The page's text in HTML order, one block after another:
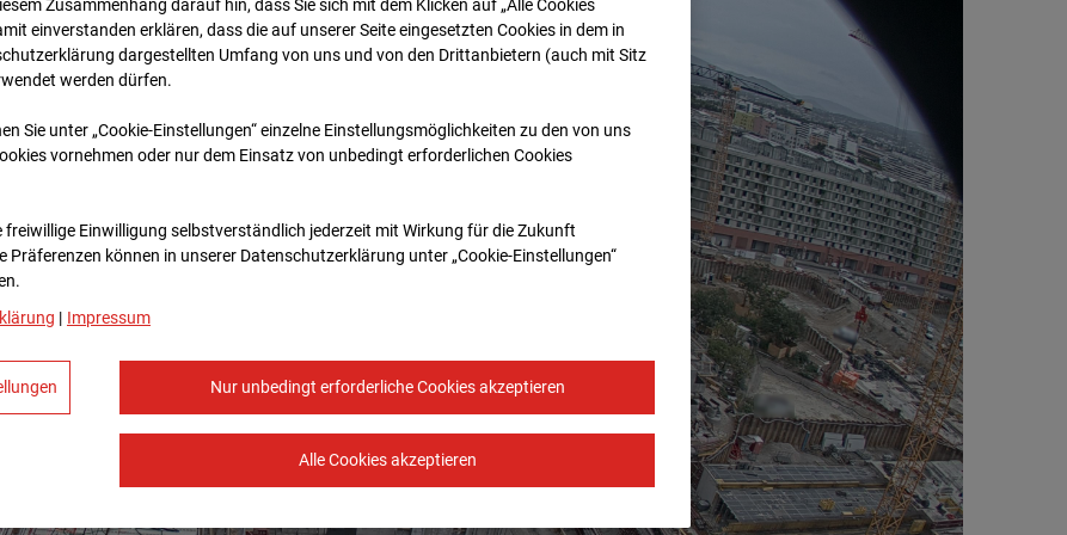
Zusammenhang darauf hin, dass Sie sich mit dem Klicken auf „Alle Cookies
ein­ver­standen erklären, dass die auf unserer Seite eingesetzten Cookies in dem in
dargestellten Umfang von uns und von den Drittanbietern (auch mit Sitz
werden dürfen.
Sie unter „Cookie-Einstellungen“ einzelne Einstellungsmöglichkeiten zu den von uns
vornehmen oder nur dem Einsatz von unbedingt erforderlichen Cookies
freiwillige Einwilligung selbstverständlich jederzeit mit Wirkung für die Zukunft
Prä­fe­renzen können in unserer Datenschutzerklärung unter „Cookie-Einstellungen“
| Impressum
Nur unbedingt erforderliche Cookies akzeptieren
Alle Cookies akzeptieren